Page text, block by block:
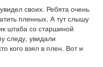
своих. Ребята очень
пленных. А тут слышу
штаба со старшиной
следу, увидали
кого взял в плен. Вот и